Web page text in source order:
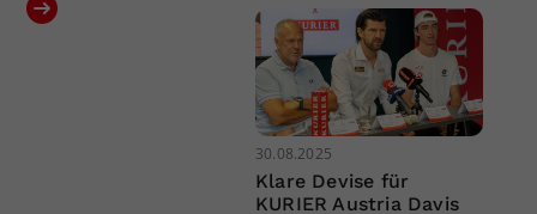
30.08.2025
Klare Devise für
KURIER Austria Davis